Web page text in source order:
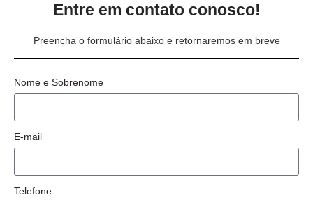
Entre em contato conosco!
Preencha o formulário abaixo e retornaremos em breve
Nome e Sobrenome
E-mail
Telefone